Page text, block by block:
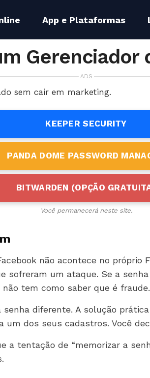
App e Plataformas
Gerenciador
ADS
sem cair em marketing.
KEEPER SECURITY
PANDA DOME PASSWORD
BITWARDEN (OPÇÃO
Você permanecerá neste site.
não acontece no próprio
sofreram um ataque. Se a
tem como saber que é fraude.
diferente. A solução
dos seus cadastros. Você
a tentação de “memorizar a